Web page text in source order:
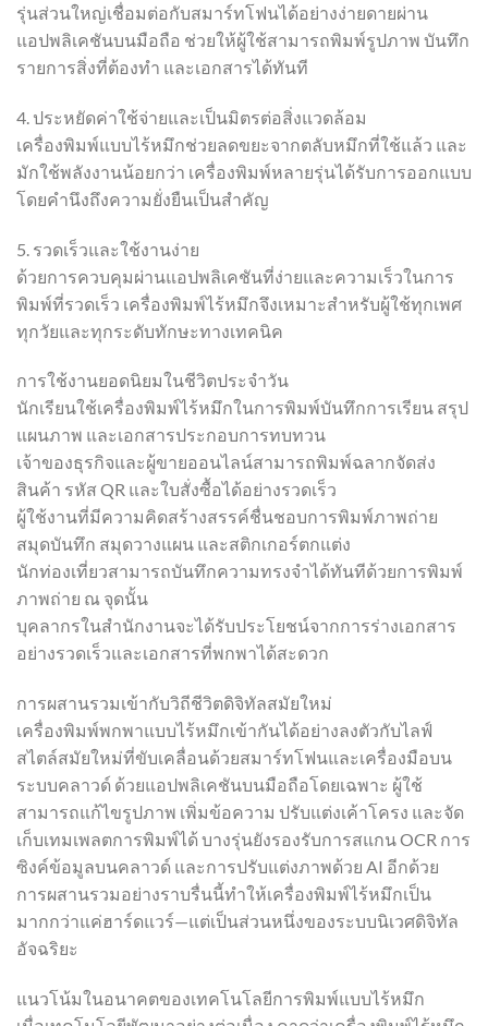
รุ่นส่วนใหญ่เชื่อมต่อกับสมาร์ทโฟนได้อย่างง่ายดายผ่าน
แอปพลิเคชันบนมือถือ ช่วยให้ผู้ใช้สามารถพิมพ์รูปภาพ บันทึก
รายการสิ่งที่ต้องทำ และเอกสารได้ทันที
4. ประหยัดค่าใช้จ่ายและเป็นมิตรต่อสิ่งแวดล้อม
เครื่องพิมพ์แบบไร้หมึกช่วยลดขยะจากตลับหมึกที่ใช้แล้ว และ
มักใช้พลังงานน้อยกว่า เครื่องพิมพ์หลายรุ่นได้รับการออกแบบ
โดยคำนึงถึงความยั่งยืนเป็นสำคัญ
5. รวดเร็วและใช้งานง่าย
ด้วยการควบคุมผ่านแอปพลิเคชันที่ง่ายและความเร็วในการ
พิมพ์ที่รวดเร็ว เครื่องพิมพ์ไร้หมึกจึงเหมาะสำหรับผู้ใช้ทุกเพศ
ทุกวัยและทุกระดับทักษะทางเทคนิค
การใช้งานยอดนิยมในชีวิตประจำวัน
นักเรียนใช้เครื่องพิมพ์ไร้หมึกในการพิมพ์บันทึกการเรียน สรุป
แผนภาพ และเอกสารประกอบการทบทวน
เจ้าของธุรกิจและผู้ขายออนไลน์สามารถพิมพ์ฉลากจัดส่ง
สินค้า รหัส QR และใบสั่งซื้อได้อย่างรวดเร็ว
ผู้ใช้งานที่มีความคิดสร้างสรรค์ชื่นชอบการพิมพ์ภาพถ่าย
สมุดบันทึก สมุดวางแผน และสติกเกอร์ตกแต่ง
นักท่องเที่ยวสามารถบันทึกความทรงจำได้ทันทีด้วยการพิมพ์
ภาพถ่าย ณ จุดนั้น
บุคลากรในสำนักงานจะได้รับประโยชน์จากการร่างเอกสาร
อย่างรวดเร็วและเอกสารที่พกพาได้สะดวก
การผสานรวมเข้ากับวิถีชีวิตดิจิทัลสมัยใหม่
เครื่องพิมพ์พกพาแบบไร้หมึกเข้ากันได้อย่างลงตัวกับไลฟ์
สไตล์สมัยใหม่ที่ขับเคลื่อนด้วยสมาร์ทโฟนและเครื่องมือบน
ระบบคลาวด์ ด้วยแอปพลิเคชันบนมือถือโดยเฉพาะ ผู้ใช้
สามารถแก้ไขรูปภาพ เพิ่มข้อความ ปรับแต่งเค้าโครง และจัด
เก็บเทมเพลตการพิมพ์ได้ บางรุ่นยังรองรับการสแกน OCR การ
ซิงค์ข้อมูลบนคลาวด์ และการปรับแต่งภาพด้วย AI อีกด้วย
การผสานรวมอย่างราบรื่นนี้ทำให้เครื่องพิมพ์ไร้หมึกเป็น
มากกว่าแค่ฮาร์ดแวร์—แต่เป็นส่วนหนึ่งของระบบนิเวศดิจิทัล
อัจฉริยะ
แนวโน้มในอนาคตของเทคโนโลยีการพิมพ์แบบไร้หมึก